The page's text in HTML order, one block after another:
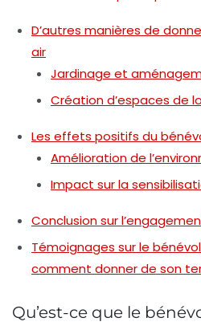
D’autres manières de
air
Jardinage et
Création d’espaces de
Les effets positifs du
Amélioration de
Impact sur la
Conclusion sur
Témoignages sur le
comment donner de son
Qu’est-ce que le